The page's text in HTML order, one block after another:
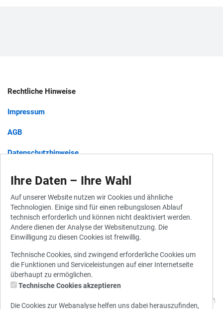
Rechtliche Hinweise
Impressum
AGB
Datenschutzhinweise
Widerruf für Gutscheine
Widerrufsbelehrung
Vertrag widerrufen
© 2010 - 2026 Stadtwerke München
Ihre Daten – Ihre Wahl
Auf unserer Website nutzen wir Cookies und ähnliche
Technologien. Einige sind für einen reibungslosen Ablauf
technisch erforderlich und können nicht deaktiviert werden.
Andere dienen der Analyse der Websitenutzung. Die
Einwilligung zu diesen Cookies ist freiwillig.
Technische Cookies, sind zwingend erforderliche Cookies um
die Funktionen und Serviceleistungen auf einer Internetseite
überhaupt zu ermöglichen.
Technische Cookies akzeptieren
Die Cookies zur Webanalyse helfen uns dabei herauszufinden,